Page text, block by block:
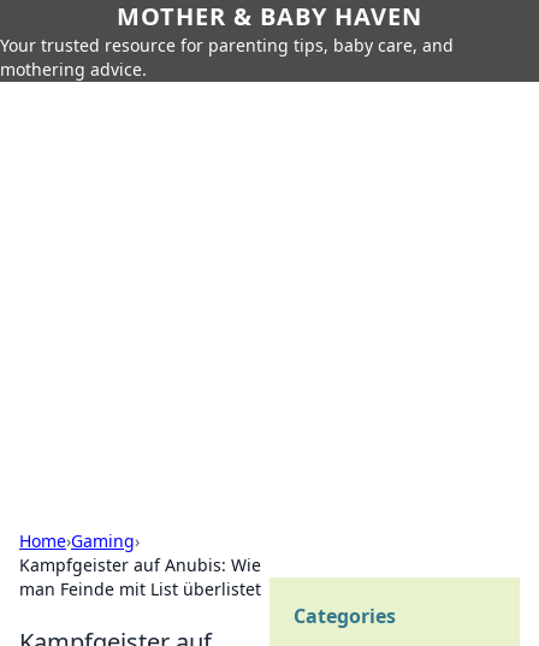
MOTHER & BABY HAVEN
Your trusted resource for parenting tips, baby care, and
mothering advice.
Home›Gaming›
Kampfgeister auf Anubis: Wie
man Feinde mit List überlistet
Categories